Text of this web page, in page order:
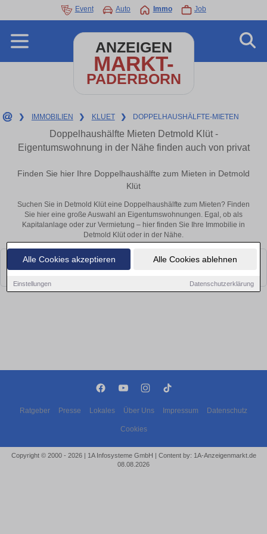
Alle Cookies akzeptieren Alle Cookies ablehnen
Einstellungen Datenschutzerklärung
Event Auto Immo Job
ANZEIGEN
MARKT-
PADERBORN
❯ IMMOBILIEN ❯ KLUET ❯ DOPPELHAUSHÄLFTE-MIETEN
Doppelhaushälfte Mieten Detmold Klüt -
Eigentumswohnung in der Nähe finden auch von privat
Finden Sie hier Ihre Doppelhaushälfte zum Mieten in Detmold
Klüt
Suchen Sie in Detmold Klüt eine Doppelhaushälfte zum Mieten? Finden
Sie hier eine große Auswahl an Eigentumswohnungen. Egal, ob als
Kapitalanlage oder zur Vermietung – hier finden Sie Ihre Immobilie in
Detmold Klüt oder in der Nähe.
Leider konnten wir derzeit keine passenden Objekte finden. Schauen Sie
bald wieder vorbei!
Ratgeber Presse Lokales Über Uns Impressum Datenschutz
Cookies
Copyright © 2000 - 2026 | 1A Infosysteme GmbH | Content by: 1A-Anzeigenmarkt.de
08.08.2026